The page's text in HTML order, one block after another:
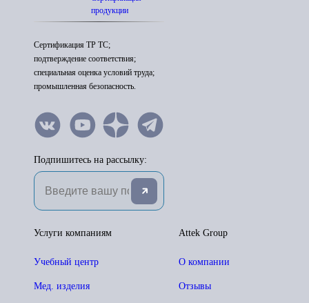
продукции
Сертификация ТР ТС;
подтверждение соответствия;
специальная оценка условий труда;
промышленная безопасность.
Подпишитесь на рассылку:
Attek Group
О компании
Отзывы
Услуги компаниям
Учебный центр
Мед. изделия